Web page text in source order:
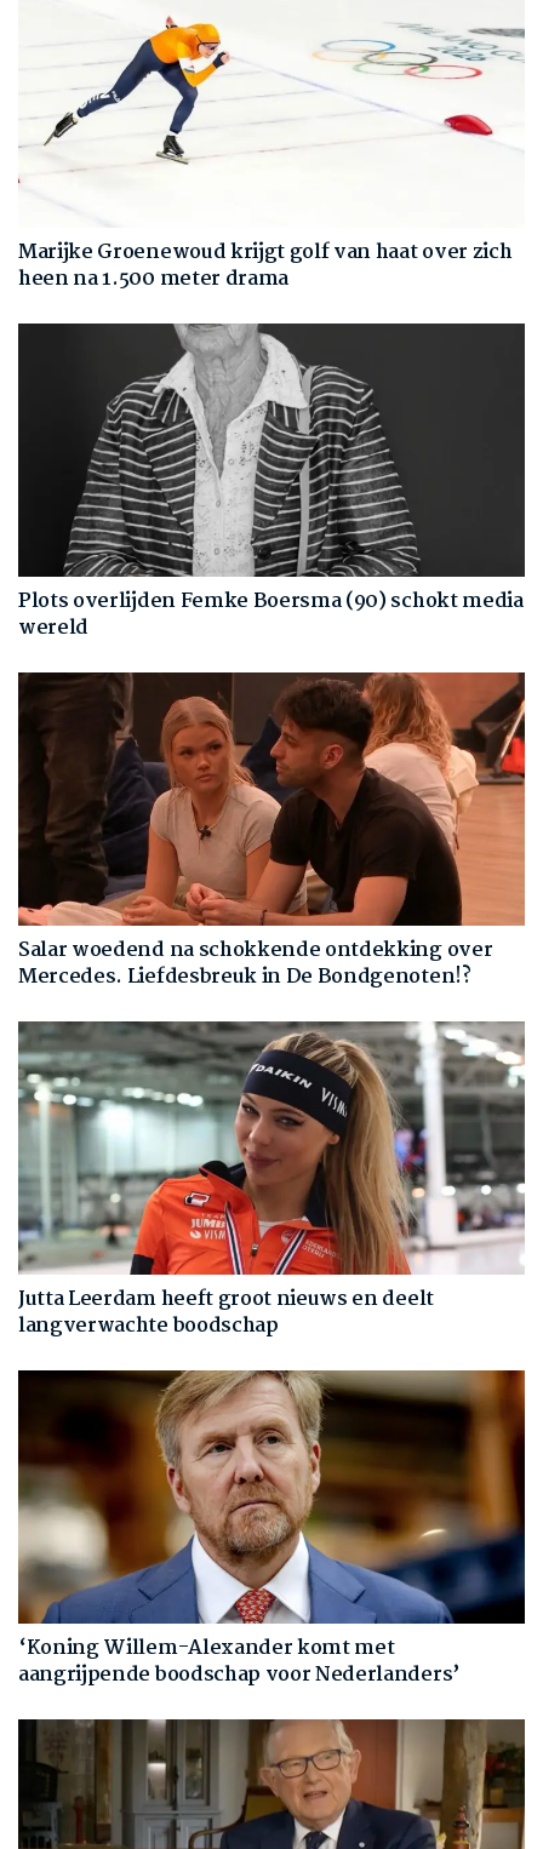
Marijke Groenewoud krijgt golf van haat over zich
heen na 1.500 meter drama
Plots overlijden Femke Boersma (90) schokt media
wereld
Salar woedend na schokkende ontdekking over
Mercedes. Liefdesbreuk in De Bondgenoten!?
Jutta Leerdam heeft groot nieuws en deelt
langverwachte boodschap
‘Koning Willem-Alexander komt met
aangrijpende boodschap voor Nederlanders’